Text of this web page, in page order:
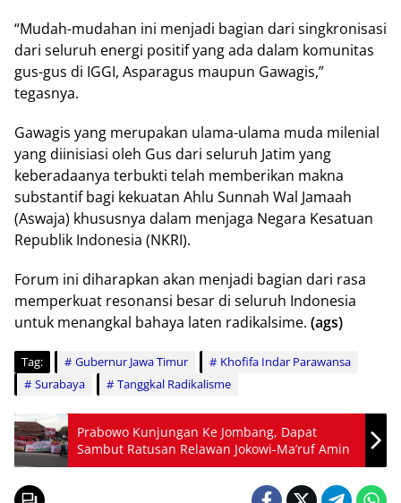
“Mudah-mudahan ini menjadi bagian dari singkronisasi
dari seluruh energi positif yang ada dalam komunitas
gus-gus di IGGI, Asparagus maupun Gawagis,”
tegasnya.
Gawagis yang merupakan ulama-ulama muda milenial
yang diinisiasi oleh Gus dari seluruh Jatim yang
keberadaanya terbukti telah memberikan makna
substantif bagi kekuatan Ahlu Sunnah Wal Jamaah
(Aswaja) khususnya dalam menjaga Negara Kesatuan
Republik Indonesia (NKRI).
Forum ini diharapkan akan menjadi bagian dari rasa
memperkuat resonansi besar di seluruh Indonesia
untuk menangkal bahaya laten radikalsime. (ags)
Tag: Gubernur Jawa Timur
Khofifa Indar Parawansa
Surabaya
Tanggkal Radikalisme
Prabowo Kunjungan Ke Jombang, Dapat
Sambut Ratusan Relawan Jokowi-Ma’ruf Amin